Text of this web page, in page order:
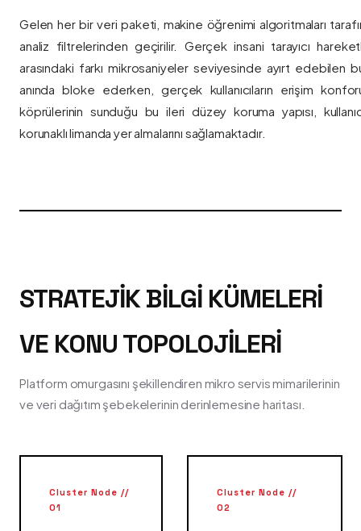
Gelen her bir veri paketi, makine öğrenimi algoritmaları
analiz filtrelerinden geçirilir. Gerçek insani tarayıcı
arasındaki farkı mikrosaniyeler seviyesinde ayırt edebilen
anında bloke ederken, gerçek kullanıcıların erişim
köprülerinin sunduğu bu ileri düzey koruma yapısı,
korunaklı limanda yer almalarını sağlamaktadır.
STRATEJIK BILGI KÜMELERI
VE KONU TOPOLOJILERI
Platform omurgasını şekillendiren mikro servis mimarilerinin
ve veri dağıtım şebekelerinin derinlemesine haritası.
Cluster Node //
01
Cluster Node //
02